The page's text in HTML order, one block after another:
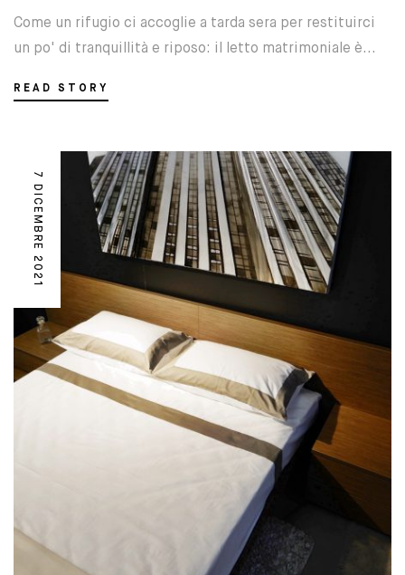
Come un rifugio ci accoglie a tarda sera per restituirci
un po' di tranquillità e riposo: il letto matrimoniale è...
READ STORY
7 DICEMBRE 2021